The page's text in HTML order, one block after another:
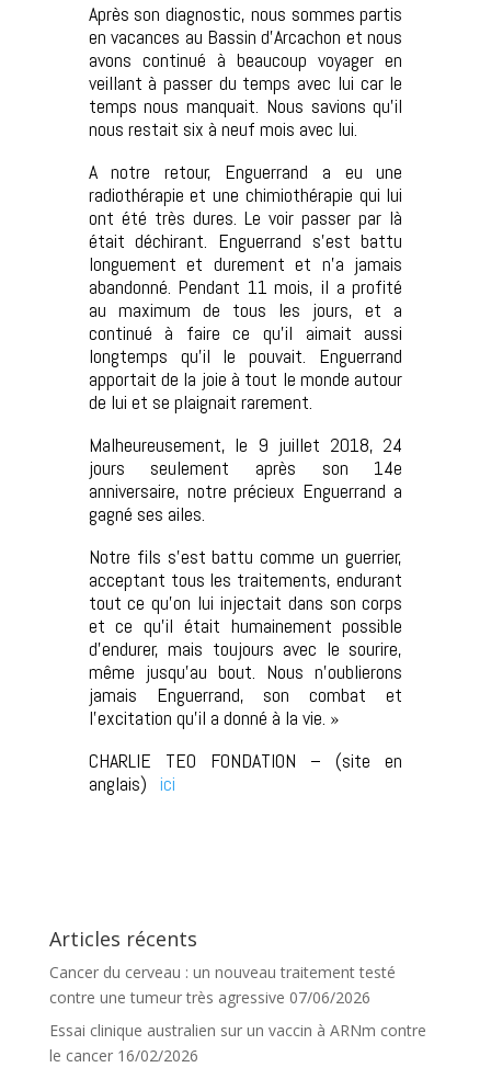
Après son diagnostic, nous sommes partis
en vacances au Bassin d’Arcachon et nous
avons continué à beaucoup voyager en
veillant à passer du temps avec lui car le
temps nous manquait. Nous savions qu’il
nous restait six à neuf mois avec lui.
A notre retour, Enguerrand a eu une
radiothérapie et une chimiothérapie qui lui
ont été très dures. Le voir passer par là
était déchirant. Enguerrand s’est battu
longuement et durement et n’a jamais
abandonné. Pendant 11 mois, il a profité
au maximum de tous les jours, et a
continué à faire ce qu’il aimait aussi
longtemps qu’il le pouvait. Enguerrand
apportait de la joie à tout le monde autour
de lui et se plaignait rarement.
Malheureusement, le 9 juillet 2018, 24
jours seulement après son 14e
anniversaire, notre précieux Enguerrand a
gagné ses ailes.
Notre fils s’est battu comme un guerrier,
acceptant tous les traitements, endurant
tout ce qu’on lui injectait dans son corps
et ce qu’il était humainement possible
d’endurer, mais toujours avec le sourire,
même jusqu’au bout. Nous n’oublierons
jamais Enguerrand, son combat et
l’excitation qu’il a donné à la vie. »
CHARLIE TEO FONDATION – (site en
anglais) ici
Articles récents
Cancer du cerveau : un nouveau traitement testé
contre une tumeur très agressive 07/06/2026
Essai clinique australien sur un vaccin à ARNm contre
le cancer 16/02/2026